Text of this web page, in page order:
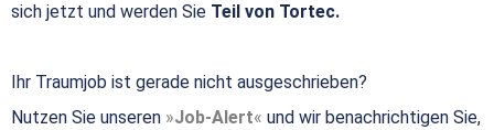
sich jetzt und werden Sie Teil von Tortec.
Ihr Traumjob ist gerade nicht ausgeschrieben?
Nutzen Sie unseren
Job-Alert
und wir benachrichtigen Sie,